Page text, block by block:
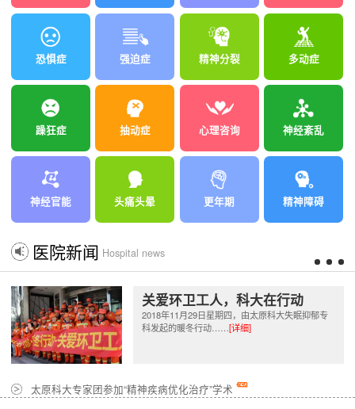
恐惧症 强迫症 精神分裂 多动症
躁狂症 抽动症 心理咨询 神经紊乱
神经官能 头痛头晕 更年期 精神障碍
医院新闻 Hospital news
关爱环卫工人，科大在行动
2018年11月29日星期四，由太原科大失眠抑郁专
科发起的暖冬行动……[详细]
太原科大专家团参加“精神疾病优化治疗”学术